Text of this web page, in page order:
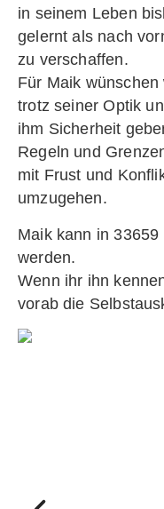
in seinem Leben
gelernt als nach
zu verschaffen.
Für Maik
trotz seiner Optik
ihm Sicherheit
Regeln und
mit Frust und
umzugehen.
Maik kann in
werden.
Wenn ihr ihn
vorab die